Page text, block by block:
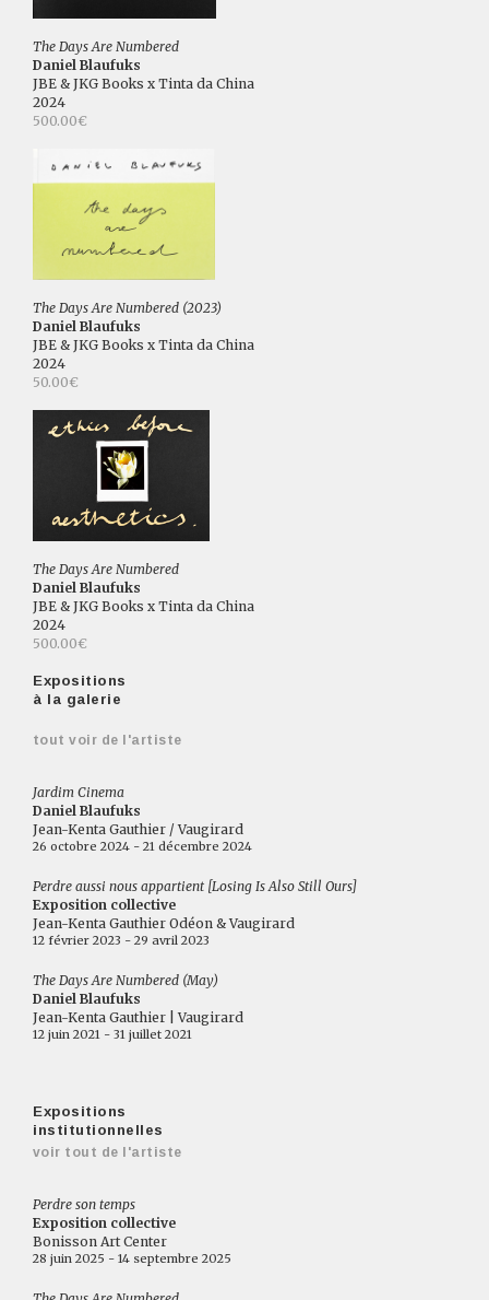
The Days Are Numbered
Daniel Blaufuks
JBE & JKG Books x Tinta da China
2024
500.00€
The Days Are Numbered (2023)
Daniel Blaufuks
JBE & JKG Books x Tinta da China
2024
50.00€
The Days Are Numbered
Daniel Blaufuks
JBE & JKG Books x Tinta da China
2024
500.00€
Expositions
à la galerie
tout voir de l'artiste
Jardim Cinema
Daniel Blaufuks
Jean-Kenta Gauthier / Vaugirard
26 octobre 2024 - 21 décembre 2024
Perdre aussi nous appartient [Losing Is Also Still Ours]
Exposition collective
Jean-Kenta Gauthier Odéon & Vaugirard
12 février 2023 - 29 avril 2023
The Days Are Numbered (May)
Daniel Blaufuks
Jean-Kenta Gauthier | Vaugirard
12 juin 2021 - 31 juillet 2021
Expositions
institutionnelles
voir tout de l'artiste
Perdre son temps
Exposition collective
Bonisson Art Center
28 juin 2025 - 14 septembre 2025